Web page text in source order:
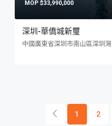
$33,990,000
深圳-華僑城新璽
中國廣東省深圳市南山區深圳灣
1 2